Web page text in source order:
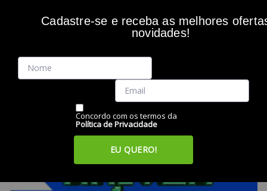
ASPIRADORES
Cadastre-se e receba as melhores
novidades!
Concordo com os termos da
Política de Privacidade
EU QUERO!